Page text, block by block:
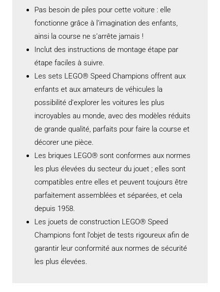
Pas besoin de piles pour cette voiture : elle
fonctionne grâce à l’imagination des enfants,
ainsi la course ne s’arrête jamais !
Inclut des instructions de montage étape par
étape faciles à suivre.
Les sets LEGO® Speed Champions offrent aux
enfants et aux amateurs de véhicules la
possibilité d’explorer les voitures les plus
incroyables au monde, avec des modèles réduits
de grande qualité, parfaits pour faire la course et
décorer une pièce.
Les briques LEGO® sont conformes aux normes
les plus élevées du secteur du jouet ; elles sont
compatibles entre elles et peuvent toujours être
parfaitement assemblées et séparées, et cela
depuis 1958.
Les jouets de construction LEGO® Speed
Champions font l’objet de tests rigoureux afin de
garantir leur conformité aux normes de sécurité
les plus élevées.